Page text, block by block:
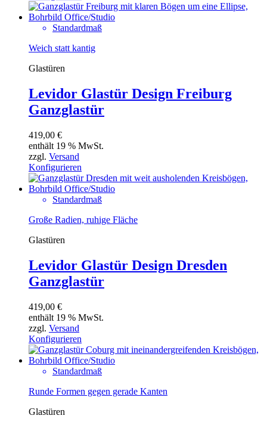
Standardmaß
Weich statt kantig
Glastüren
Levidor Glastür Design Freiburg
Ganzglastür
419,00 €
enthält 19 % MwSt.
zzgl. Versand
Konfigurieren
Standardmaß
Große Radien, ruhige Fläche
Glastüren
Levidor Glastür Design Dresden
Ganzglastür
419,00 €
enthält 19 % MwSt.
zzgl. Versand
Konfigurieren
Standardmaß
Runde Formen gegen gerade Kanten
Glastüren